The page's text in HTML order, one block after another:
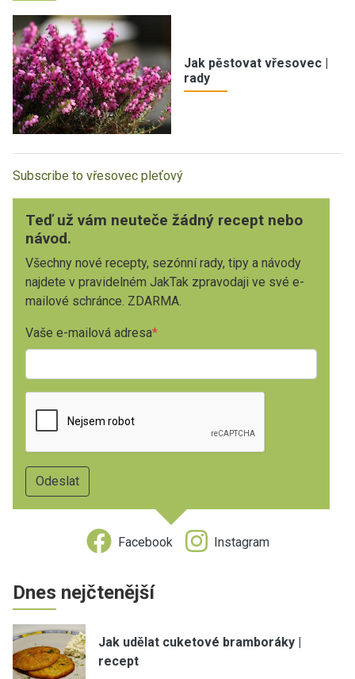
Jak pěstovat vřesovec |
rady
Subscribe to vřesovec pleťový
Teď už vám neuteče žádný recept nebo
návod.
Všechny nové recepty, sezónní rady, tipy a návody
najdete v pravidelném JakTak zpravodaji ve své e-
mailové schránce. ZDARMA.
Vaše e-mailová adresa
Facebook Instagram
Dnes nejčtenější
Jak udělat cuketové bramboráky |
recept